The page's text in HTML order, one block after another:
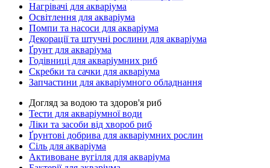
Нагрівачі для акваріума
Освітлення для акваріума
Помпи та насоси для акваріума
Декорації та штучні рослини для акваріума
Ґрунт для акваріума
Годівниці для акваріумних риб
Скребки та сачки для акваріума
Запчастини для акваріумного обладнання
Догляд за водою та здоров'я риб
Тести для акваріумної води
Ліки та засоби від хвороб риб
Ґрунтові добрива для акваріумних рослин
Сіль для акваріума
Активоване вугілля для акваріума